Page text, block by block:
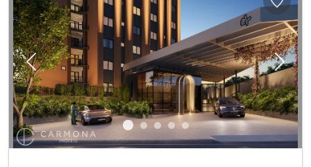
Previous Next